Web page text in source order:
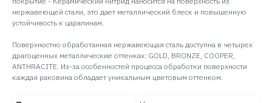
нержавеющей стали, это дает металлический блеск и повышенную
устойчивость к царапинам.
Поверхностно обработанная нержавеющая сталь доступна в четырех
драгоценных металлические оттенках: GOLD, BRONZE, COOPER,
ANTHRACITE. Из-за особенностей процесса обработки поверхности
каждая раковина обладает уникальным цветовым оттенком.